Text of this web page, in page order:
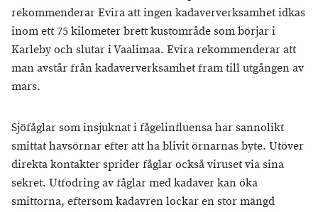
rekommenderar Evira att ingen kadaververksamhet idkas
inom ett 75 kilometer brett kustområde som börjar i
Karleby och slutar i Vaalimaa. Evira rekommenderar att
man avstår från kadaververksamhet fram till utgången av
mars.
Sjöfåglar som insjuknat i fågelinfluensa har sannolikt
smittat havsörnar efter att ha blivit örnarnas byte. Utöver
direkta kontakter sprider fåglar också viruset via sina
sekret. Utfodring av fåglar med kadaver kan öka
smittorna, eftersom kadavren lockar en stor mängd